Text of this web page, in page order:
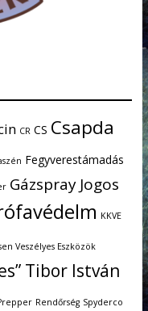
CR CS Csapda
Fegyverestámadás
Gázspray Jogos
KKVE
Veszélyes Eszközök
Tibor István
Rendőrség Spyderco